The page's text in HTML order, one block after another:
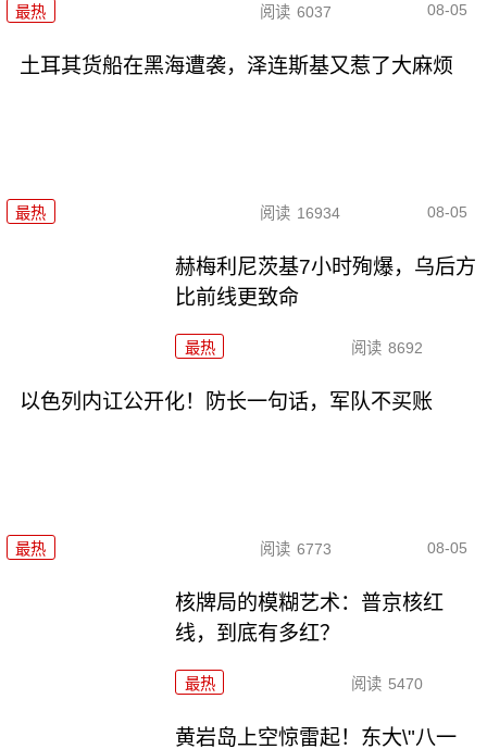
最热 阅读 6037 08-05
土耳其货船在黑海遭袭，泽连斯基又惹了大麻烦
最热 阅读 16934 08-05
赫梅利尼茨基7小时殉爆，乌后方
比前线更致命
最热 阅读 8692
以色列内讧公开化！防长一句话，军队不买账
最热 阅读 6773 08-05
核牌局的模糊艺术：普京核红
线，到底有多红？
最热 阅读 5470
黄岩岛上空惊雷起！东大\"八一